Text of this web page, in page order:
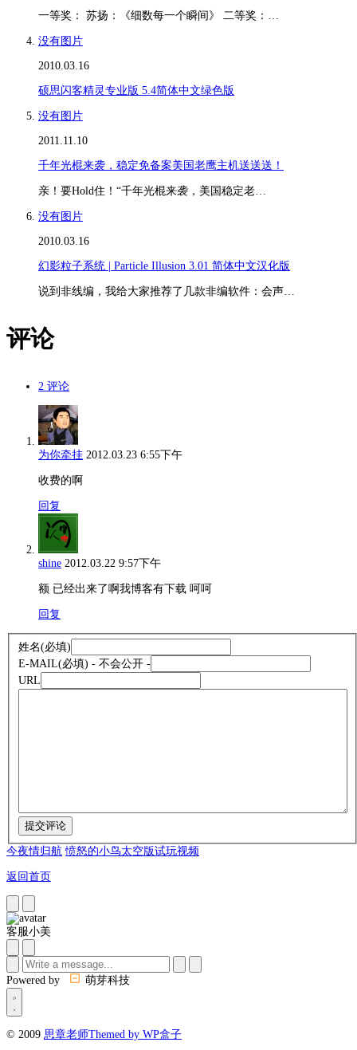
一等奖： 苏扬：《细数每一个瞬间》 二等奖：…
没有图片
2010.03.16
硕思闪客精灵专业版 5.4简体中文绿色版
没有图片
2011.11.10
千年光棍来袭，稳定免备案美国老鹰主机送送送！
亲！要Hold住！“千年光棍来袭，美国稳定老…
没有图片
2010.03.16
幻影粒子系统 | Particle Illusion 3.01 简体中文汉化版
说到非线编，我给大家推荐了几款非编软件：会声…
评论
2 评论
为你牵挂 2012.03.23 6:55下午
收费的啊
回复
shine 2012.03.22 9:57下午
额 已经出来了啊我博客有下载 呵呵
回复
姓名(必填)
E-MAIL(必填) - 不会公开 -
URL
今夜情归航 愤怒的小鸟太空版试玩视频
返回首页
客服小美
Powered by 萌芽科技
© 2009 思章老师Themed by WP盒子